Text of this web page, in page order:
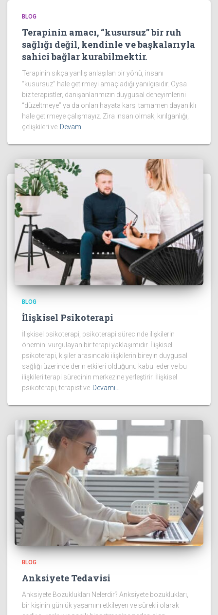
BLOG
Terapinin amacı, “kusursuz” bir ruh
sağlığı değil, kendinle ve başkalarıyla
sahici bağlar kurabilmektir.
Terapinin sıkça yanlış anlaşılan bir yönü, insanı
“kusursuz” hale getirmeyi amaçladığı yanılgısıdır. Oysa
biz terapistler, danışanlarımızın duygusal deneyimlerini
“düzeltmeye” ya da onları hayata karşı tamamen dayanıklı
hale getirmeye çalışmayız. Zira insan olmak, kırılganlığı,
çelişkileri ve Devamı…
BLOG
İlişkisel Psikoterapi
İlişkisel psikoterapi, psikoterapi sürecinde ilişkilerin
önemini vurgulayan bir terapi yaklaşımıdır. İlişkisel
psikoterapi, kişiler arasındaki ilişkilerin bireyin duygusal
sağlığı üzerinde derin etkileri olduğunu kabul eder ve bu
ilişkileri terapi sürecinin merkezine yerleştirir. İlişkisel
psikoterapi, terapist ve Devamı…
BLOG
Anksiyete Tedavisi
Anksiyete Bozuklukları Nelerdir? Anksiyete bozuklukları,
bir kişinin günlük yaşamını etkileyen ve sürekli olarak